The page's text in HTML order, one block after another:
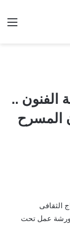
الفنون ..
المسرح
الثقافى
وورشة عمل تحت